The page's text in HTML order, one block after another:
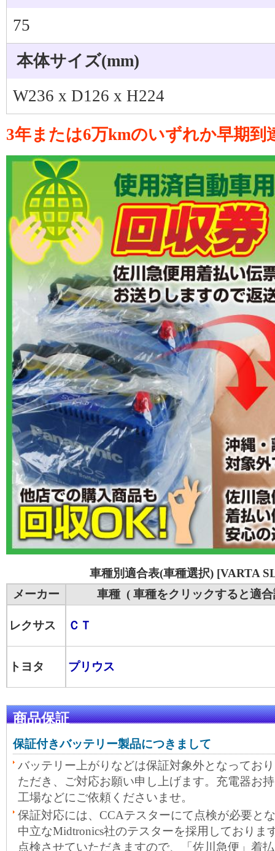
75
本体サイズ(mm)
W236 x D126 x H224
3年または6万kmのいずれか早期到
車種別適合表(車種選択) [VARTA
メーカー
車種 ( 車種をクリックすると適
レクサス ＣＴ
トヨタ プリウス
商品保証
保証付きバッテリー製品につきまして
バッテリー上がりなどは保証対象外となってお
ただき、ご対応お願い申し上げます。充電器お
工場などにご依頼くださいませ。
保証対応には、CCAテスターにて点検が必要と
中立なMidtronics社のテスターを採用しておりま
点検させていただきますので、「佐川急便」着